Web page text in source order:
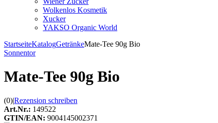
Wolkenlos Kosmetik
Xucker
YAKSO Organic World
StartseiteKatalogGetränkeMate-Tee 90g Bio
Sonnentor
Mate-Tee 90g Bio
(0)|Rezension schreiben
Art.Nr.: 149522
GTIN/EAN: 9004145002371